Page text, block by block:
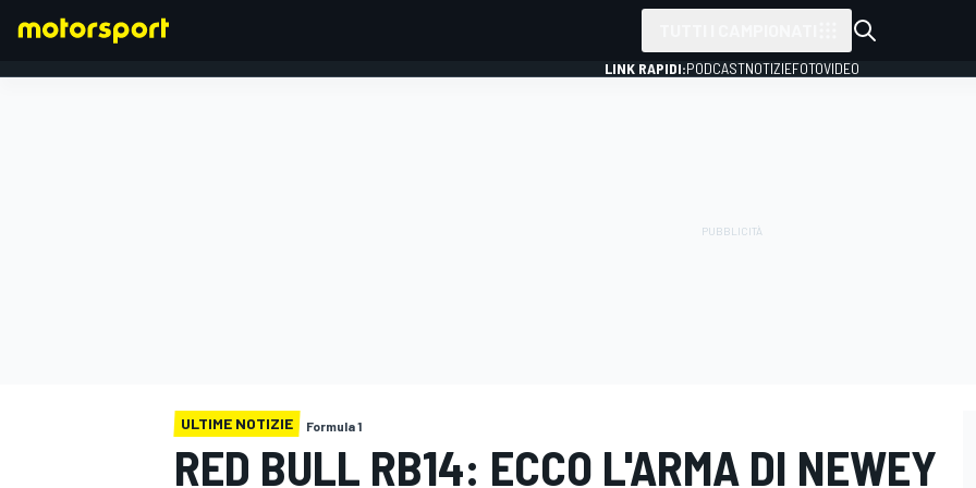
LINK RAPIDI:PODCASTNOTIZIEFOTOVIDEO
ULTIME NOTIZIE Formula 1
RED BULL RB14: ECCO L'ARMA DI NEWEY